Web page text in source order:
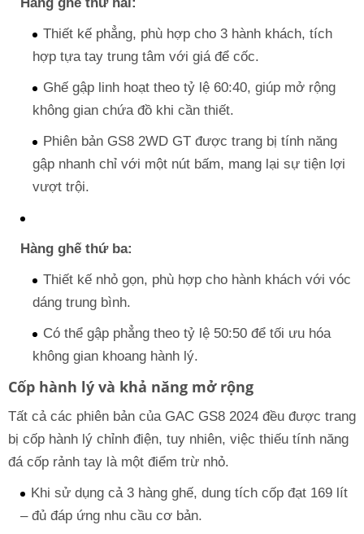
Thiết kế phẳng, phù hợp cho 3 hành khách, tích
hợp tựa tay trung tâm với giá để cốc.
Ghế gập linh hoạt theo tỷ lệ 60:40, giúp mở rộng
không gian chứa đồ khi cần thiết.
Phiên bản GS8 2WD GT được trang bị tính năng
gập nhanh chỉ với một nút bấm, mang lại sự tiện lợi
vượt trội.
Hàng ghế thứ ba:
Thiết kế nhỏ gọn, phù hợp cho hành khách với vóc
dáng trung bình.
Có thể gập phẳng theo tỷ lệ 50:50 để tối ưu hóa
không gian khoang hành lý.
Cốp hành lý và khả năng mở rộng
Tất cả các phiên bản của GAC GS8 2024 đều được trang
bị cốp hành lý chỉnh điện, tuy nhiên, việc thiếu tính năng
đá cốp rảnh tay là một điểm trừ nhỏ.
Khi sử dụng cả 3 hàng ghế, dung tích cốp đạt 169 lít
– đủ đáp ứng nhu cầu cơ bản.